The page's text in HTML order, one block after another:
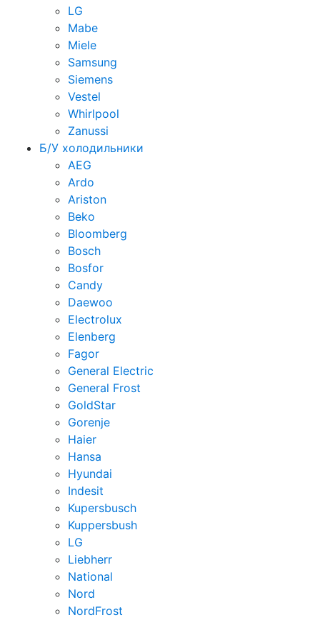
LG
Mabe
Miele
Samsung
Siemens
Vestel
Whirlpool
Zanussi
Б/У холодильники
AEG
Ardo
Ariston
Beko
Bloomberg
Bosch
Bosfor
Candy
Daewoo
Electrolux
Elenberg
Fagor
General Electric
General Frost
GoldStar
Gorenje
Haier
Hansa
Hyundai
Indesit
Kupersbusch
Kuppersbush
LG
Liebherr
National
Nord
NordFrost